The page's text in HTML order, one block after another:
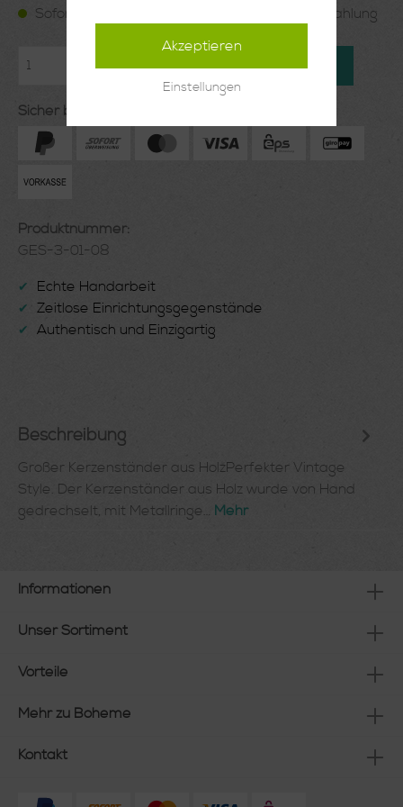
Sofort verfügbar, Lieferzeit: 1-2 Wochen ab Zahlung
In den Warenkorb
Sicher bezahlen mit:
Produktnummer:
GES-3-01-08
✔ Echte Handarbeit
✔ Zeitlose Einrichtungsgegenstände
✔ Authentisch und Einzigartig
Beschreibung
Großer Kerzenständer aus HolzPerfekter Vintage
Style. Der Kerzenständer aus Holz wurde von Hand
gedrechselt, mit Metallringe… Mehr
Informationen
Unser Sortiment
Vorteile
Mehr zu Boheme
Kontakt
Akzeptieren
Einstellungen